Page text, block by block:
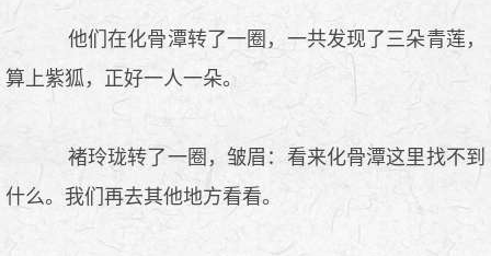
他们在化骨潭转了一圈，一共发现了三朵青莲，
算上紫狐，正好一人一朵。
褚玲珑转了一圈，皱眉：看来化骨潭这里找不到
什么。我们再去其他地方看看。